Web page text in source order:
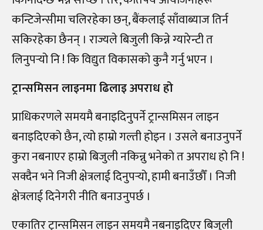
कन्टिजेन्सीमा चलिरहेका छन्, बैंकलाई साँवाब्याज तिर्न
सकिरहेका छैनन् । राज्यले बिजुली किन्ने ग्यारेन्टी त
लिनुपर्‍यो नि ! कि विद्युत विकासको कुनै गर्नु भएन ।
ट्रान्समिसन लाइनमा ढिलाइ अपराध हो
प्राधिकरणले समयमै बनाइदिनुपर्ने ट्रान्समिसन लाइन
बनाइदिएको छैन, त्यो हाम्रो गल्ती होइन । उसले बनाउनुपर्ने
कुरा नबनाएर हाम्रो बिजुली नकिन्नु भनेको त अपराध हो नि !
सक्दैन भने निजी क्षेत्रलाई दिनुपर्‍यो, हामी बनाउँछौँ । निजी
क्षेत्रलाई दिनेगरी नीति बनाउनुपर्छ ।
एकातिर ट्रान्समिसन लाइन समयमै नबनाइदिएर बिजुली